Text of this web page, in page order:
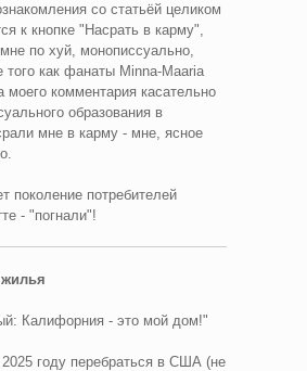
со статьёй целиком
к кнопке "Насрать в карму",
по хуй, монописсуально,
того как фанаты Minna-Maaria
моего комментария касательно
образования в
мне в карму - мне, ясное
поколение потребителей
- "погнали"!
Калифорния - это мой дом!"
году перебраться в США (не